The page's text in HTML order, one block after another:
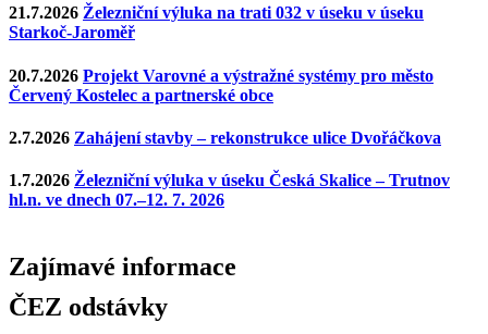
21.7.2026 Železniční výluka na trati 032 v úseku v úseku
Starkoč-Jaroměř
20.7.2026 Projekt Varovné a výstražné systémy pro město
Červený Kostelec a partnerské obce
2.7.2026 Zahájení stavby – rekonstrukce ulice Dvořáčkova
1.7.2026 Železniční výluka v úseku Česká Skalice – Trutnov
hl.n. ve dnech 07.–12. 7. 2026
Zajímavé informace
ČEZ odstávky